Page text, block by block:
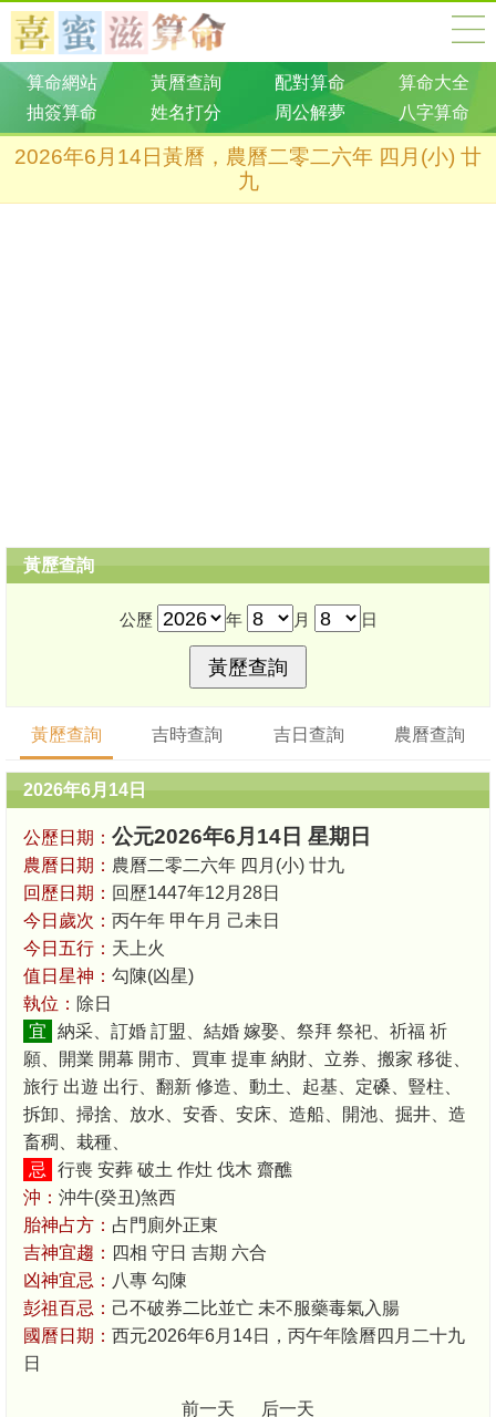
算命網站 黃曆查詢 配對算命
算命大全
抽簽算命
姓名打分 周公解夢 八字算命
2026年6月14日黃曆，農曆二零二六年 四月(小) 廿
九
黃歷查詢
公歷 年 月 日
黃歷查詢 吉時查詢 吉日查詢 農曆查詢
2026年6月14日
公歷日期： 公元2026年6月14日 星期日
農曆日期： 農曆二零二六年 四月(小) 廿九
回歷日期： 回歷1447年12月28日
今日歲次： 丙午年 甲午月 己未日
今日五行： 天上火
值日星神： 勾陳(凶星)
執位： 除日
宜
納采、訂婚 訂盟、結婚 嫁娶、祭拜 祭祀、祈福 祈
願、開業 開幕 開市、買車 提車 納財、立券、搬家 移徙、
旅行 出遊 出行、翻新 修造、動土、起基、定磉、豎柱、
拆卸、掃捨、放水、安香、安床、造船、開池、掘井、造
畜稠、栽種、
忌
行喪 安葬 破土 作灶 伐木 齋醮
沖： 沖牛(癸丑)煞西
胎神占方： 占門廁外正東
吉神宜趨： 四相 守日 吉期 六合
凶神宜忌： 八專 勾陳
彭祖百忌： 己不破券二比並亡 未不服藥毒氣入腸
國曆日期： 西元2026年6月14日，丙午年陰曆四月二十九
日
前一天 后一天